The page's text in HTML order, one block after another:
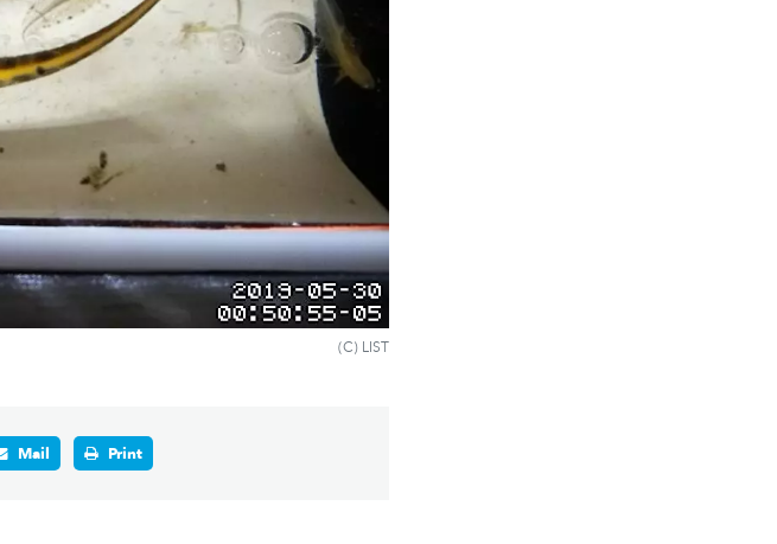
(C) LIST
Mail Print